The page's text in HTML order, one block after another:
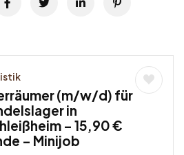
(m/w/d) für
in
– 15,90 €
– Minijob